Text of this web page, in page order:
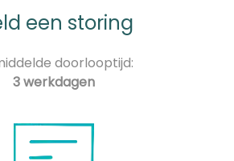
een storing
doorlooptijd:
3 werkdagen